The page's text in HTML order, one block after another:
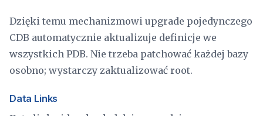
Dzięki temu mechanizmowi upgrade pojedynczego
CDB automatycznie aktualizuje definicje we
wszystkich PDB. Nie trzeba patchować każdej bazy
osobno; wystarczy zaktualizować root.
Data Links